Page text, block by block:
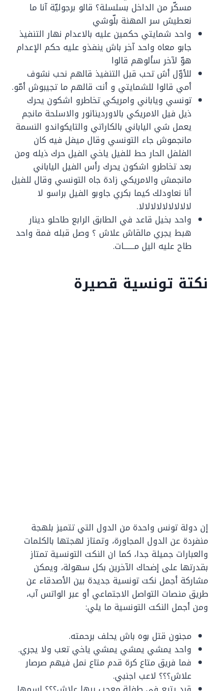
مسكّر من الداخل بسلسلة؟ قالو برجوليّة آنا ما
نعطيش سر المهنة بلّوشي
واحد شمايتي حكمين عليه بالاعدام نهار التنفيذ
جابو معاه واحد آخر باش ينفذو عليه حكم الإعدام
هوّ لآخر سألوهم قالوا
للأوّل أش تحب قبل التنفيذ قالهم نحب نشوف
أمي قالوا للشمايتي و أنت قالهم ما تجيبوش أمّو.
تونسي وياباني وامريكي تخاطرو اشكون يحرك
ذيل فيل الامريكي بالاورديناتور والاسلحة مانجم
يعمل شي الياباني بالكاراتي والتايكواندو النسمة
مانجموش جاء التونسي وقال ميفل فيه كان
الفلفل الحار حط للفيل ياخي الفيل حرك ذيله ومن
بعد تخاطرو اشكون يحرك رأس الفيل الياباني
مانجمش والامريكي زادة جاه التونسي وقال للفيل
أنا نعاودلك كيما بكري جاوبو الفيل براسو لا
لالالالالالالالالا.
واحد بخيل قاعد في الطابق الرابع طاحلو دينار
هبط يجري مالقاش علاش ؟ وصل قبله فمة واحد
طاح عليه اليل مـــــــات.
نكتة تونسية قصيرة
إن دولة تونس واحدة من الدول التي تتميز بلهجة
منفردة عن الدول المجاورة، وتمتاز لهجتها بالكلمات
والعبارات جميلة جدا، كما ان النكت التونسية تمتاز
بقدرتها على إضحاك الآخرين بكل سهولة، ويمكن
مشاركة أجمل نكت تونسية جديدة بين الأصدقاء عن
طريق منصات التواصل الاجتماعي أو عبر الواتس آب،
ومن أجمل النكت التونسية ما يلي:
مجنون قتل بوه باش يحلف برحمته.
واحد يمشي يمشي يمشي ياخي تعب ولا يجري.
فما فريق متاع كرة قدم متاع نمل فيهم صرصار
علاش؟؟؟ لاعب اجنبي.